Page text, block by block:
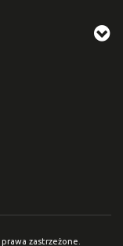
zastrzeżone.